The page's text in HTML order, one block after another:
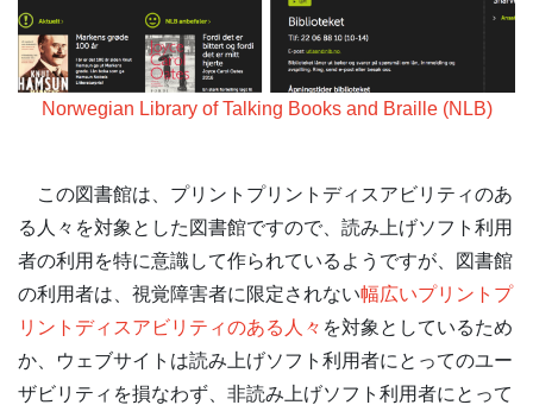
Norwegian Library of Talking Books and Braille (NLB)
この図書館は、プリントプリントディスアビリティのあ
る人々を対象とした図書館ですので、読み上げソフト利用
者の利用を特に意識して作られているようですが、図書館
の利用者は、視覚障害者に限定されない幅広いプリントプ
リントディスアビリティのある人々 を対象としているため
か、ウェブサイトは読み上げソフト利用者にとってのユー
ザビリティを損なわず、非読み上げソフト利用者にとって